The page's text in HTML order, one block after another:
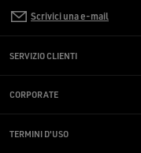
Scrivici una e-mail
SERVIZIO CLIENTI
CORPORATE
TERMINI D'USO